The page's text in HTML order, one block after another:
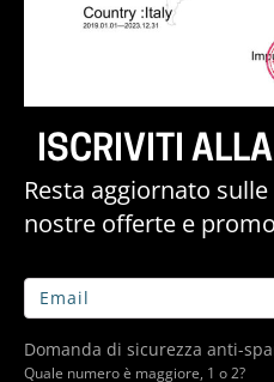
ISCRIVITI
Resta aggiornato
nostre offerte e
Domanda di sicurezza anti-
Quale numero è maggiore, 1 o 2?